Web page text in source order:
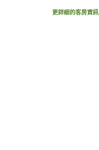
更詳細的客房資訊